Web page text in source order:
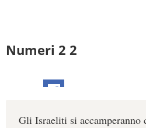
Numeri 2 2
Gli Israeliti si accamperanno